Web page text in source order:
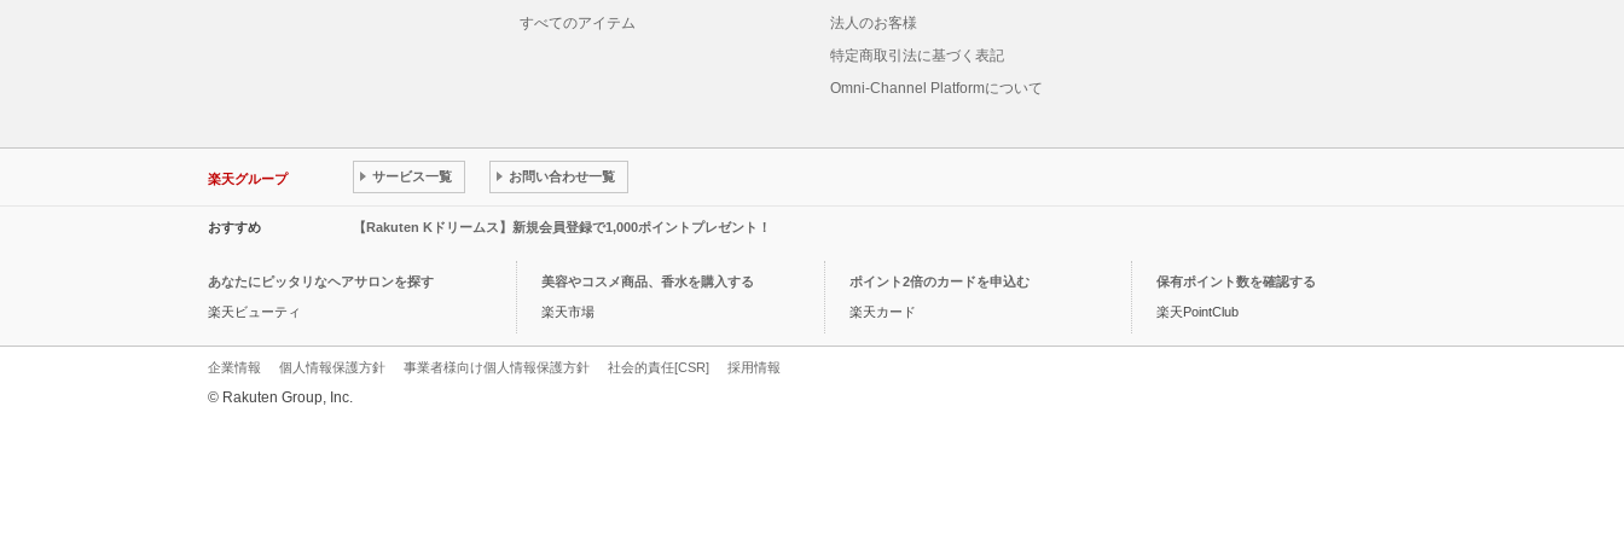
すべてのアイテム
法人のお客様
特定商取引法に基づく表記
Omni-Channel Platformについて
楽天グループ サービス一覧 お問い合わせ一覧
おすすめ 【Rakuten Kドリームス】新規会員登録で1,000ポイントプレゼント！
あなたにピッタリなヘアサロンを探す
楽天ビューティ
美容やコスメ商品、香水を購入する
楽天市場
ポイント2倍のカードを申込む
楽天カード
保有ポイント数を確認する
楽天PointClub
企業情報 個人情報保護方針 事業者様向け個人情報保護方針 社会的責任[CSR] 採用情報
© Rakuten Group, Inc.